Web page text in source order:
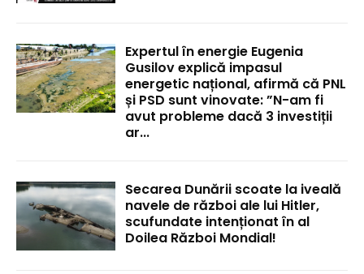
Expertul în energie Eugenia
Gusilov explică impasul
energetic național, afirmă că PNL
și PSD sunt vinovate: ”N-am fi
avut probleme dacă 3 investiții
ar...
Secarea Dunării scoate la iveală
navele de război ale lui Hitler,
scufundate intenționat în al
Doilea Război Mondial!